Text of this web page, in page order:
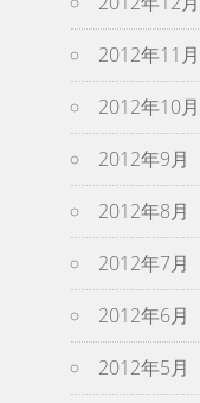
2012年11月
2012年10月
2012年9月
2012年8月
2012年7月
2012年6月
2012年5月